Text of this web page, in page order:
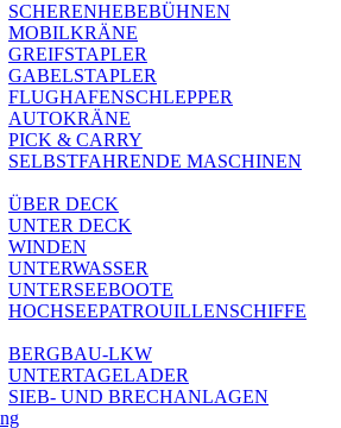
SCHERENHEBEBÜHNEN
MOBILKRÄNE
GREIFSTAPLER
GABELSTAPLER
FLUGHAFENSCHLEPPER
AUTOKRÄNE
PICK & CARRY
SELBSTFAHRENDE MASCHINEN
ÜBER DECK
UNTER DECK
WINDEN
UNTERWASSER
UNTERSEEBOOTE
HOCHSEEPATROUILLENSCHIFFE
BERGBAU-LKW
UNTERTAGELADER
SIEB- UND BRECHANLAGEN